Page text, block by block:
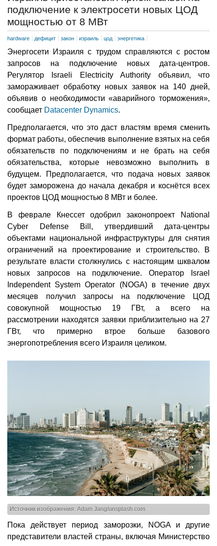
подключение к электросети новых ЦОД
мощностью от 8 МВт
hardware дефицит закон израиль цод энергетика
Энергосети Израиля с трудом справляются с ростом
запросов на подключение новых дата-центров.
Регулятор Israeli Electricity Authority объявил, что
замораживает обработку новых заявок на 140 дней,
объявив о необходимости «аварийного торможения»,
сообщает Datacenter Dynamics.
Предполагается, что это даст властям время сменить
формат работы, обеспечив выполнение взятых на себя
обязательств по подключениям и не брать на себя
обязательства, которые невозможно выполнить в
будущем. Предполагается, что подача новых заявок
будет заморожена до начала декабря и коснётся всех
проектов ЦОД мощностью 8 МВт и более.
В феврале Кнессет одобрил законопроект National
Cyber Defense Bill, утвердивший дата-центры
объектами национальной инфраструктуры для снятия
ограничений на проектирование и строительство. В
результате власти столкнулись с настоящим шквалом
новых запросов на подключение. Оператор Israel
Independent System Operator (NOGA) в течение двух
месяцев получил запросы на подключение ЦОД
совокупной мощностью 19 ГВт, а всего на
рассмотрении находятся заявки приблизительно на 27
ГВт, что примерно втрое больше базового
энергопотребления всего Израиля целиком.
Источник изображения: Adam Jang/unsplash.com
Пока действует период заморозки, NOGA и другие
представители властей страны, включая Министерство